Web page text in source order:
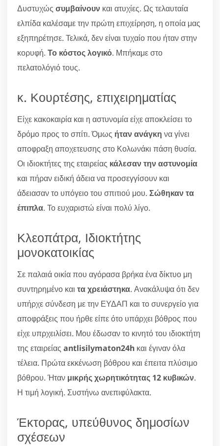
Δυστυχώς συμβαίνουν και ατυχίες. Ως τελαυταία
ελπίδα καλέσαμε την πρώτη επιχείρηση, η οποία μας
εξηπηρέτησε. Τελικά, δεν είναι τυχαίο που ήταν στην
κορυφή. Το κόστος λογικό. Μπήκαμε στο
πελατολόγιό τους.
κ. Κουρτέσης, επιχειρηματίας
Είχε κακοκαιρία και η αστυνομία είχε αποκλείσει το
δρόμο προς το σπίτι. Όμως ήταν ανάγκη να γίνει
αποφραξη αποχετευσης στο Κολωνάκι πάση θυσία.
Οι ιδιοκτήτες της εταιρείας κάλεσαν την αστυνομία
και πήραν ειδική άδεια να προσεγγίσουν και
άδειασαν το υπόγειο του σπιτιού μου. Σώθηκαν τα
έπιπλα. Το ευχαριστώ είναι πολύ λίγο.
Κλεοπάτρα, Ιδιοκτήτης
μονοκατοικίας
Σε παλαιά οικία που αγόρασα βρήκα ένα δίκτυο μη
συντηρημένο και τα χρειάστηκα. Ανακάλυψα ότι δεν
υπήρχε σύνδεση με την ΕΥΔΑΠ και το συνεργείο για
αποφράξεις που ήρθε είπε ότο υπάρχει βόθρος που
είχε υπρχειλίσει. Μου έδωσαν το κινητό του ιδιοκτήτη
της εταιρείας antlisilymaton24h και έγιναν όλα
τέλεια. Πρώτα εκκένωση βόθρου και έπειτα πλύσιμο
βόθρου. Ήταν μικρής χωρητικότητας 12 κυβικών.
Η τιμή λογική. Συστήνω ανεπιφύλακτα.
Έκτορας, υπεύθυνος δημοσίων
σχέσεων